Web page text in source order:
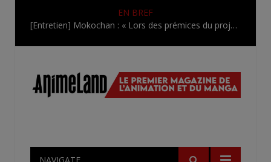
EN BREF
[Entretien] Mokochan : « Lors des prémices du projet, il était déjà demandé de suivre au mieux le manga originel.»